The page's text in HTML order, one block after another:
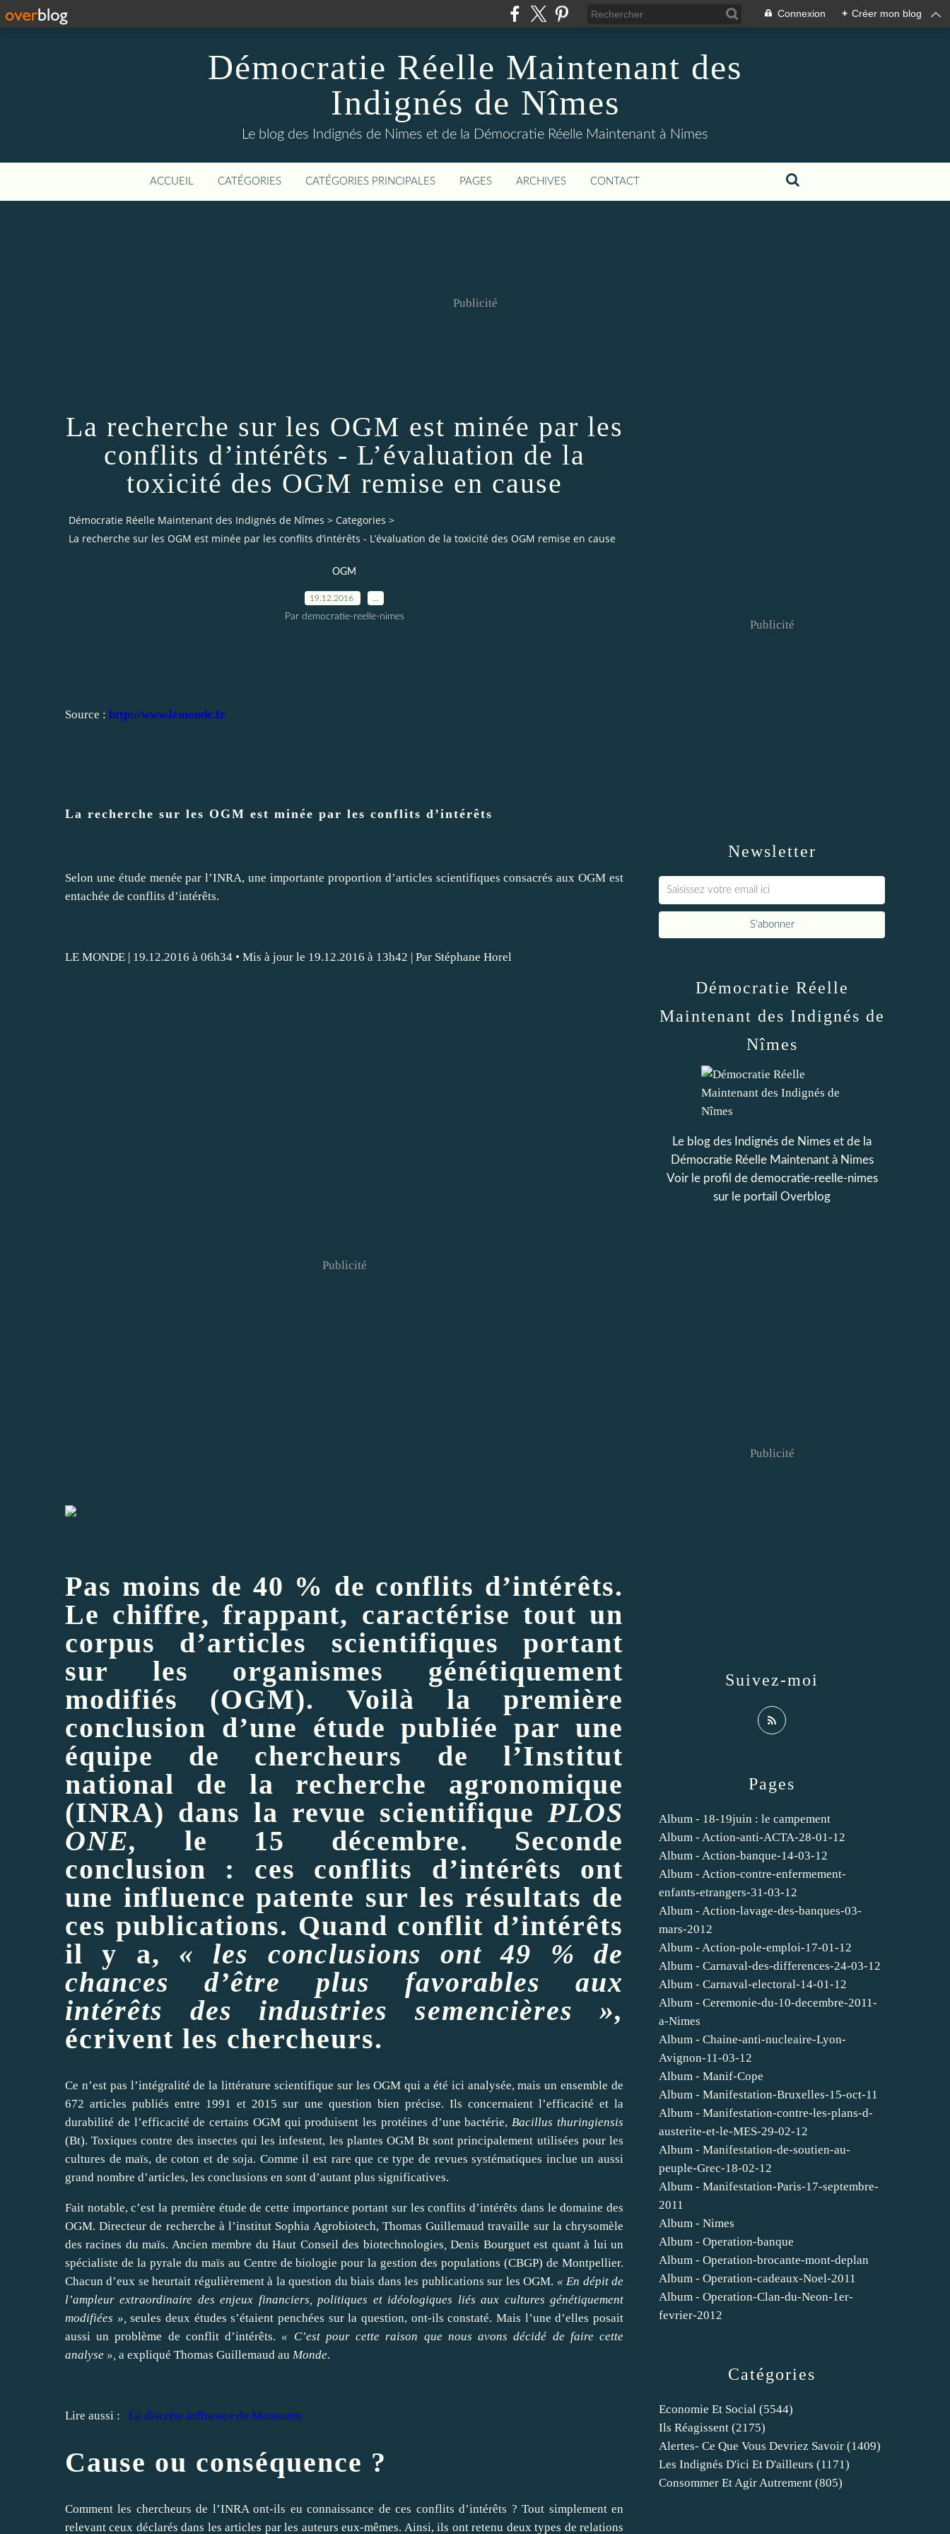
Connexion + Créer mon blog
Démocratie Réelle Maintenant des
Indignés de Nîmes
Le blog des Indignés de Nimes et de la Démocratie Réelle Maintenant à Nimes
ACCUEIL CATÉGORIES CATÉGORIES PRINCIPALES PAGES ARCHIVES CONTACT
Publicité
La recherche sur les OGM est minée par les
conflits d’intérêts - L’évaluation de la
toxicité des OGM remise en cause
Démocratie Réelle Maintenant des Indignés de Nîmes > Categories >
La recherche sur les OGM est minée par les conflits d’intérêts - L’évaluation de la toxicité des OGM remise en cause
OGM
19.12.2016
Par democratie-reelle-nimes
Source : http://www.lemonde.fr
La recherche sur les OGM est minée par les conflits d’intérêts
Selon une étude menée par l’INRA, une importante proportion d’articles scientifiques consacrés aux OGM est
entachée de conflits d’intérêts.
LE MONDE 19.12.2016 à 06h34 • Mis à jour le 19.12.2016 à 13h42 Par Stéphane Horel
Publicité
Pas moins de 40 % de conflits d’intérêts.
Le chiffre, frappant, caractérise tout un
corpus d’articles scientifiques portant
sur les organismes génétiquement
modifiés (OGM). Voilà la première
conclusion d’une étudepubliée par une
équipe de chercheurs de l’Institut
national de la recherche agronomique
(INRA) dans la revue scientifique PLOS
ONE,
le 15 décembre. Seconde
conclusion : ces conflits d’intérêts ont
une influence patente sur les résultats de
ces publications. Quand conflit d’intérêts
il y a, « les conclusions ont 49 % de
chances d’être plus favorables aux
intérêts des industries semencières »,
écrivent les chercheurs.
Ce n’est pas l’intégralité de la littérature scientifique sur les OGM qui a été ici analysée, mais un ensemble de
672 articles publiés entre 1991 et 2015 sur une question bien précise. Ils concernaient l’efficacité et la
durabilité de l’efficacité de certains OGM qui produisent les protéines d’une bactérie, Bacillus thuringiensis
(Bt). Toxiques contre des insectes qui les infestent, les plantes OGM Bt sont principalement utilisées pour les
cultures de maïs, de coton et de soja. Comme il est rare que ce type de revues systématiques inclue un aussi
grand nombre d’articles, les conclusions en sont d’autant plus significatives.
Fait notable, c’est la première étude de cette importance portant sur les conflits d’intérêts dans le domaine des
OGM. Directeur de recherche à l’institut Sophia Agrobiotech, Thomas Guillemaud travaille sur la chrysomèle
des racines du maïs. Ancien membre du Haut Conseil des biotechnologies ,Denis Bourguet est quant à lui un
spécialiste de la pyrale du maïs au Centre debiologie pour la gestion des populations (CBGP) deMontpellier.
Chacun d’eux se heurtait régulièrement à la question du biais dans les publications sur les OGM. « En dépit de
l’ampleur extraordinaire des enjeux financiers, politiques et idéologiques liés aux cultures génétiquement
modifiées », seules deux études s’étaient penchées sur la question, ont-ils constaté. Mais l’une d’elles posait
aussi un problème de conflit d’intérêts. « C’est pour cette raison que nous avons décidé de faire cette
analyse », a expliqué Thomas Guillemaud au Monde.
Lire aussi : La discrète influence de Monsanto
Cause ou conséquence ?
Comment les chercheurs de l’INRA ont-ils eu connaissance de ces conflits d’intérêts ? Tout simplement en
relevant ceux déclarés dans les articles par les auteurs eux-mêmes. Ainsi, ils ont retenu deux types de relations
Newsletter
Publicité
Catégories
Economie Et Social (5544)
Ils Réagissent (2175)
Alertes- Ce Que Vous Devriez Savoir (1409)
Les Indignés D'ici Et D'ailleurs (1171)
Consommer Et Agir Autrement (805)
Pages
Album - 18-19juin : le campement
Album - Action-anti-ACTA-28-01-12
Album - Action-banque-14-03-12
Album - Action-contre-enfermement-
enfants-etrangers-31-03-12
Album - Action-lavage-des-banques-03-
mars-2012
Album - Action-pole-emploi-17-01-12
Album - Carnaval-des-differences-24-03-12
Album - Carnaval-electoral-14-01-12
Album - Ceremonie-du-10-decembre-2011-
a-Nimes
Album - Chaine-anti-nucleaire-Lyon-
Avignon-11-03-12
Album - Manif-Cope
Album - Manifestation-Bruxelles-15-oct-11
Album - Manifestation-contre-les-plans-d-
austerite-et-le-MES-29-02-12
Album - Manifestation-de-soutien-au-
peuple-Grec-18-02-12
Album - Manifestation-Paris-17-septembre-
2011
Album - Nimes
Album - Operation-banque
Album - Operation-brocante-mont-deplan
Album - Operation-cadeaux-Noel-2011
Album - Operation-Clan-du-Neon-1er-
fevrier-2012
Démocratie Réelle
Maintenant des Indignés de
Nîmes
Le blog des Indignés de Nimes et de la
Démocratie Réelle Maintenant à Nimes
Voir le profil de democratie-reelle-nimes
sur le portail Overblog
Suivez-moi
Publicité